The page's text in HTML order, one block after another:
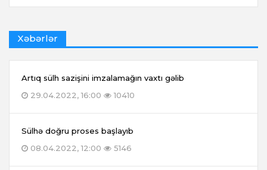
Xəbərlər
Artıq sülh sazişini imzalamağın vaxtı gəlib
29.04.2022, 16:00
10410
Sülhə doğru proses başlayıb
08.04.2022, 12:00
5146